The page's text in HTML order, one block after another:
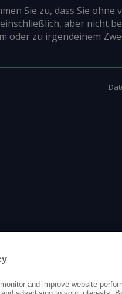
Sie zu, dass Sie
aber nicht
oder zu irgendeinem
and improve website